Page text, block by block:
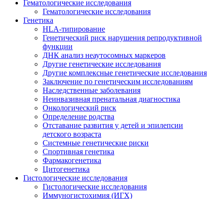
Гематологические исследования
Гематологические исследования
Генетика
HLA-типирование
Генетический риск нарушения репродуктивной
функции
ДНК анализ неаутосомных маркеров
Другие генетические исследования
Другие комплексные генетические исследования
Заключение по генетическим исследованиям
Наследственные заболевания
Неинвазивная пренатальная диагностика
Онкологический риск
Определение родства
Отставание развития у детей и эпилепсии
детского возраста
Системные генетические риски
Спортивная генетика
Фармакогенетика
Цитогенетика
Гистологические исследования
Гистологические исследования
Иммуногистохимия (ИГХ)